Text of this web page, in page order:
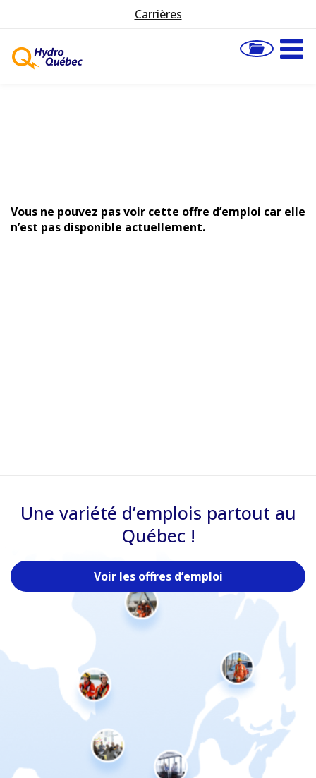
Carrières
Vous ne pouvez pas voir cette offre d’emploi car elle
n’est pas disponible actuellement.
Une variété d’emplois partout au
Québec !
Voir les offres d’emploi